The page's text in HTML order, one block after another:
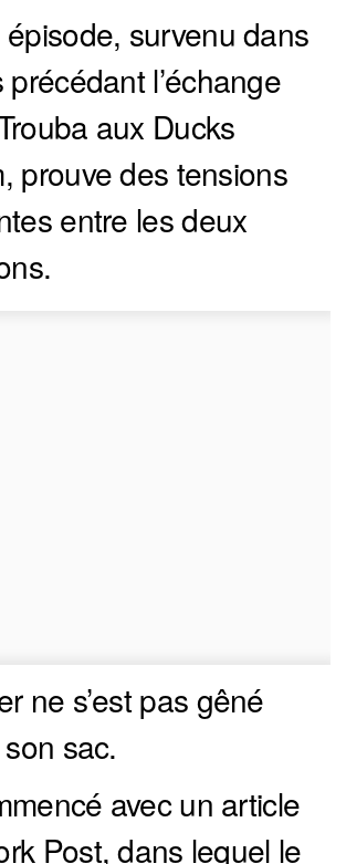
survenu dans
l’échange
aux Ducks
prouve des tensions
entre les deux
ne s’est pas gêné
sac.
avec un article
Post, dans lequel le